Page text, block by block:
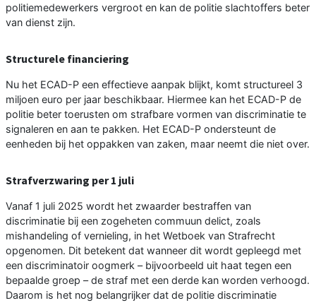
politiemedewerkers vergroot en kan de politie slachtoffers beter
van dienst zijn.
Structurele financiering
Nu het ECAD-P een effectieve aanpak blijkt, komt structureel 3
miljoen euro per jaar beschikbaar. Hiermee kan het ECAD-P de
politie beter toerusten om strafbare vormen van discriminatie te
signaleren en aan te pakken. Het ECAD-P ondersteunt de
eenheden bij het oppakken van zaken, maar neemt die niet over.
Strafverzwaring per 1 juli
Vanaf 1 juli 2025 wordt het zwaarder bestraffen van
discriminatie bij een zogeheten commuun delict, zoals
mishandeling of vernieling, in het Wetboek van Strafrecht
opgenomen. Dit betekent dat wanneer dit wordt gepleegd met
een discriminatoir oogmerk – bijvoorbeeld uit haat tegen een
bepaalde groep – de straf met een derde kan worden verhoogd.
Daarom is het nog belangrijker dat de politie discriminatie